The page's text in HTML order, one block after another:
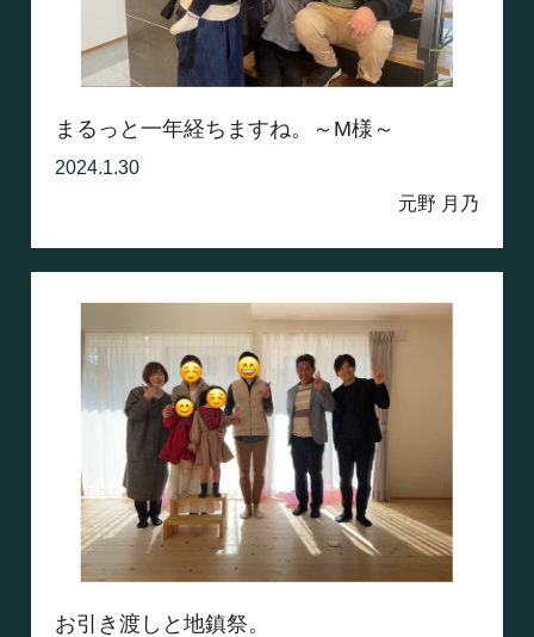
まるっと一年経ちますね。～M様～
2024.1.30
元野 月乃
お引き渡しと地鎮祭。